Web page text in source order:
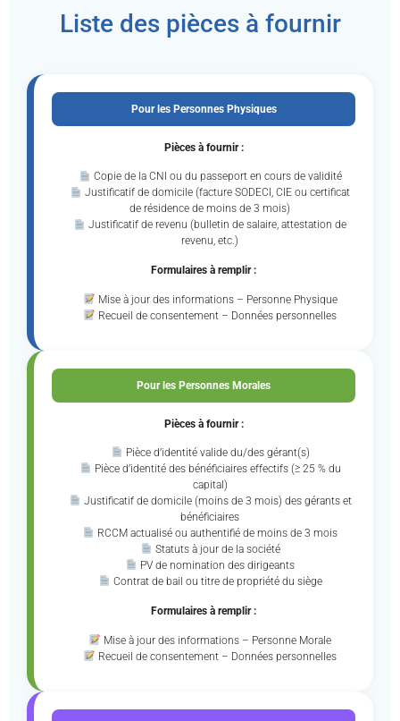
Liste des pièces à fournir
Pour les Personnes Physiques
Pièces à fournir :
Copie de la CNI ou du passeport en cours de validité
Justificatif de domicile (facture SODECI, CIE ou certificat
de résidence de moins de 3 mois)
Justificatif de revenu (bulletin de salaire, attestation de
revenu, etc.)
Formulaires à remplir :
Mise à jour des informations – Personne Physique
Recueil de consentement – Données personnelles
Pour les Personnes Morales
Pièces à fournir :
Pièce d’identité valide du/des gérant(s)
Pièce d’identité des bénéficiaires effectifs (≥ 25 % du
capital)
Justificatif de domicile (moins de 3 mois) des gérants et
bénéficiaires
RCCM actualisé ou authentifié de moins de 3 mois
Statuts à jour de la société
PV de nomination des dirigeants
Contrat de bail ou titre de propriété du siège
Formulaires à remplir :
Mise à jour des informations – Personne Morale
Recueil de consentement – Données personnelles